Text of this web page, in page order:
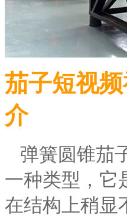
茄子短视
介
弹簧圆锥茄
一种类型，它
在结构上稍显